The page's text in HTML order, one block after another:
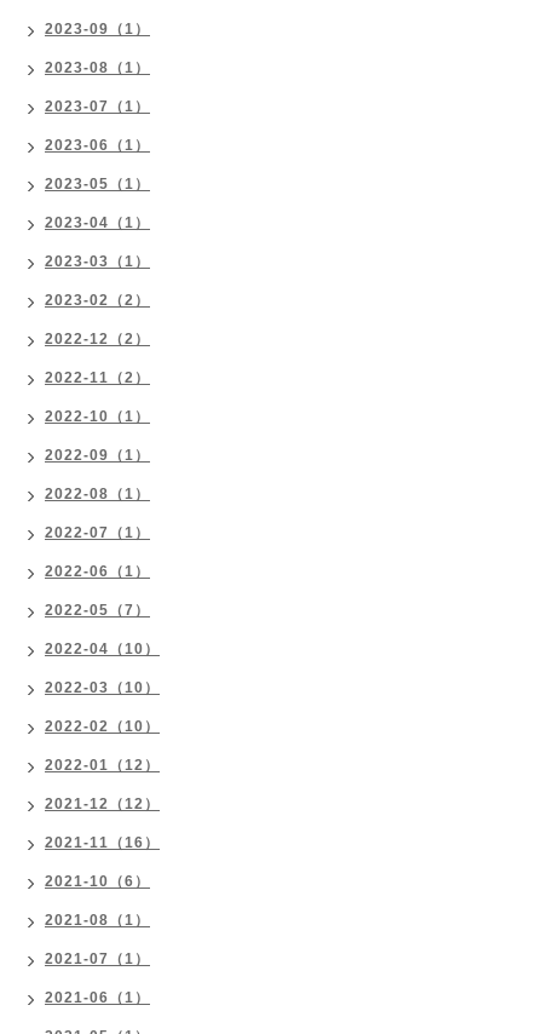
2023-09（1）
2023-08（1）
2023-07（1）
2023-06（1）
2023-05（1）
2023-04（1）
2023-03（1）
2023-02（2）
2022-12（2）
2022-11（2）
2022-10（1）
2022-09（1）
2022-08（1）
2022-07（1）
2022-06（1）
2022-05（7）
2022-04（10）
2022-03（10）
2022-02（10）
2022-01（12）
2021-12（12）
2021-11（16）
2021-10（6）
2021-08（1）
2021-07（1）
2021-06（1）